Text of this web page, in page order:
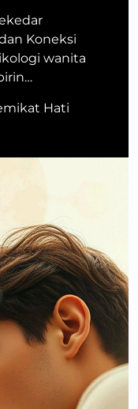
Koneksi
wanita
Hati